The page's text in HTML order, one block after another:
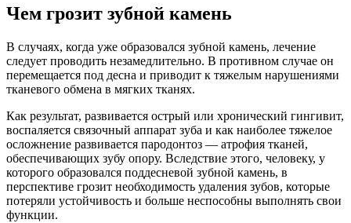
Чем грозит зубной камень
В случаях, когда уже образовался зубной камень, лечение
следует проводить незамедлительно. В противном случае он
перемещается под десна и приводит к тяжелым нарушениями
тканевого обмена в мягких тканях.
Как результат, развивается острый или хронический гингивит,
воспаляется связочный аппарат зуба и как наиболее тяжелое
осложнение развивается пародонтоз — атрофия тканей,
обеспечивающих зубу опору. Вследствие этого, человеку, у
которого образовался поддесневой зубной камень, в
перспективе грозит необходимость удаления зубов, которые
потеряли устойчивость и больше неспособны выполнять свои
функции.